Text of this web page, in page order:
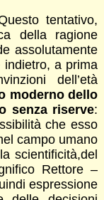
tentativo,
della ragione
assolutamente
indietro, a prima
dell’età
moderno dello
senza riserve:
che esso
campo umano
scientificità,del
Rettore –
espressione